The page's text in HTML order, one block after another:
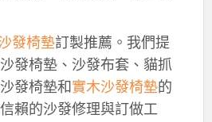
發椅墊訂製推薦。我們提
發椅墊、沙發布套、貓抓
發椅墊和實木沙發椅墊的
賴的沙發修理與訂做工